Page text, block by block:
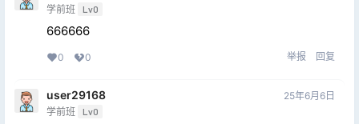
学前班 Lv0
666666
0 0 举报 回复
user29168
学前班 Lv0
25年6月6日